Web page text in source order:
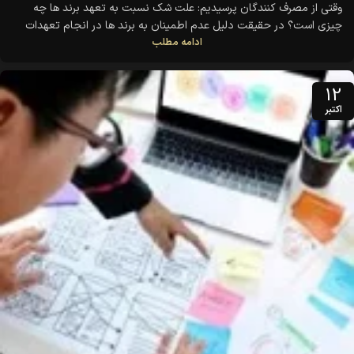
وقتی از مصرف کنندگان پرسیدیم: علت شک نسبت به تعهد برند ها چه
چیزی است؟ در حقیقت دلیل عدم اطمینان به برند ها در انجام تعهدات
مبتنی بر ارزشها چیست؟ اولین پاسخ "فقدان داده ها" بود. پاسخ دهندگان
مشخص کنند. همچنین برند ها
ادامه مطلب
12
اکتبر